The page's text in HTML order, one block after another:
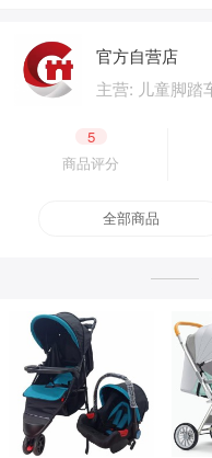
官方自营店
主营: 儿童脚踏
品、户外用品
益智玩具，公
件、电动车零
品外包装、产
5
商品评分
全部商品